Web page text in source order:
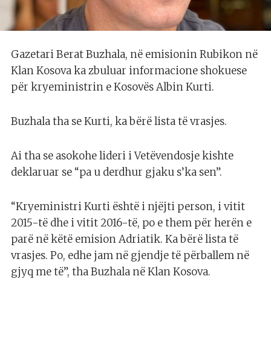
Gazetari Berat Buzhala, në emisionin Rubikon në
Klan Kosova ka zbuluar informacione shokuese
për kryeministrin e Kosovës Albin Kurti.
Buzhala tha se Kurti, ka bërë lista të vrasjes.
Ai tha se asokohe lideri i Vetëvendosje kishte
deklaruar se “pa u derdhur gjaku s’ka sen”.
“Kryeministri Kurti është i njëjti person, i vitit
2015-të dhe i vitit 2016-të, po e them për herën e
parë në këtë emision Adriatik. Ka bërë lista të
vrasjes. Po, edhe jam në gjendje të përballem në
gjyq me të”, tha Buzhala në Klan Kosova.